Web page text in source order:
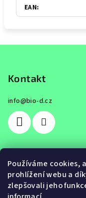
Používáme cookies,
prohlížení webu a
zlepšovali jeho
EAN:
Kontakt
info@bio-d.cz
Přijímáme